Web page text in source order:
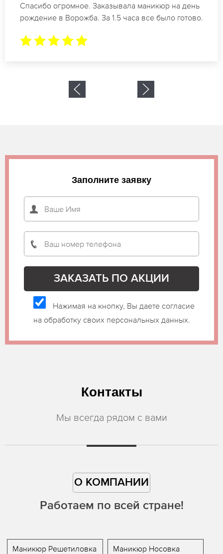
Идеальные специалисты своего дела по
маникюру в Ворожба. Замечательный результат.
Заполните заявку
Нажимая на кнопку, Вы даете согласие
на обработку своих персональных данных.
Контакты
Мы всегда рядом с вами
О КОМПАНИИ
Работаем по всей стране!
Маникюр Решетиловка Маникюр Носовка